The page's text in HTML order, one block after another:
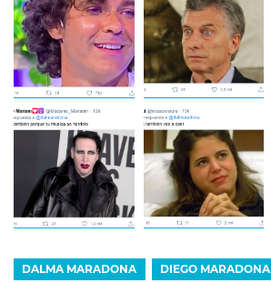
DALMA MARADONA DIEGO MARADONA